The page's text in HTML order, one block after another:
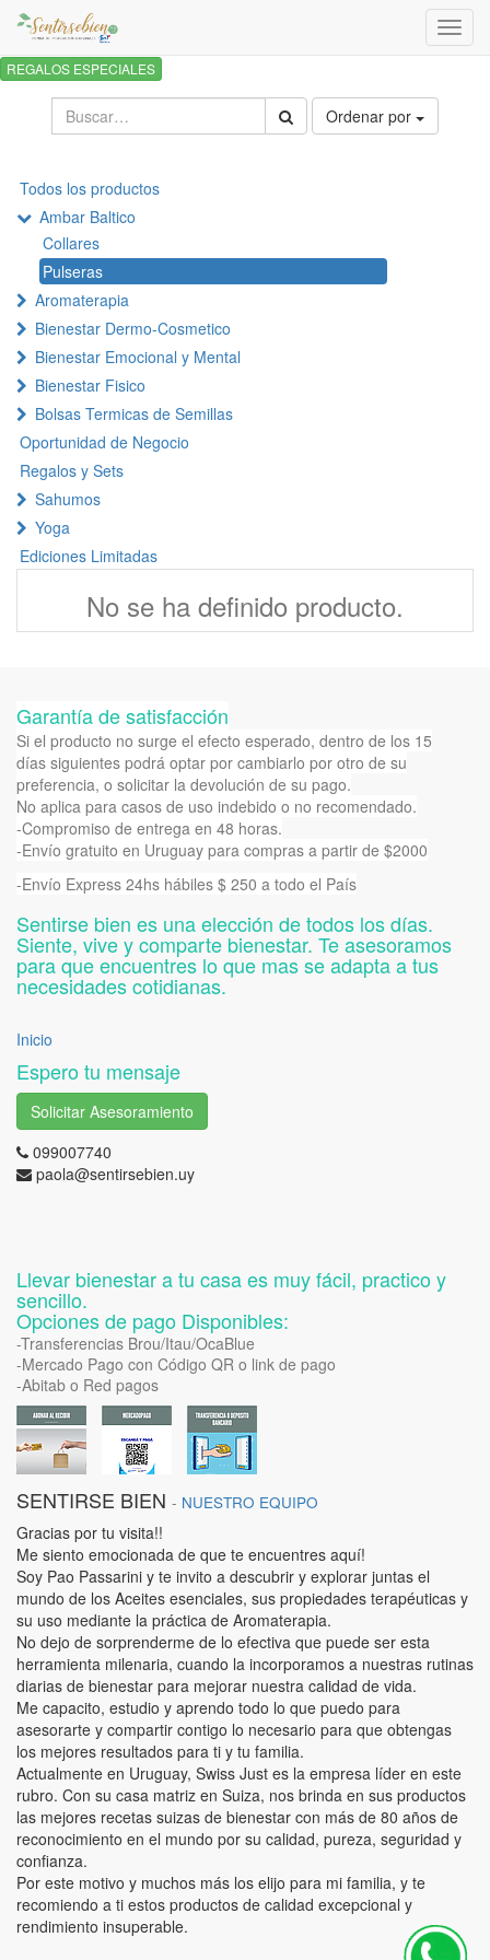
REGALOS ESPECIALES
Ordenar por
Todos los productos
Ambar Baltico
Collares
Pulseras
Aromaterapia
Bienestar Dermo-Cosmetico
Bienestar Emocional y Mental
Bienestar Fisico
Bolsas Termicas de Semillas
Oportunidad de Negocio
Regalos y Sets
Sahumos
Yoga
Ediciones Limitadas
No se ha definido producto.
Garantía de satisfacción
Si el producto no surge el efecto esperado, dentro de los 15
días siguientes podrá optar por cambiarlo por otro de su
preferencia, o solicitar la devolución de su pago.
No aplica para casos de uso indebido o no recomendado.
-Compromiso de entrega en 48 horas.
-Envío gratuito en Uruguay para compras a partir de $2000
-Envío Express 24hs hábiles $ 250 a todo el País
Sentirse bien es una elección de todos los días.
Siente, vive y comparte bienestar. Te asesoramos
para que encuentres lo que mas se adapta a tus
necesidades cotidianas.
Inicio
Espero tu mensaje
Solicitar Asesoramiento
099007740
paola@sentirsebien.uy
Llevar bienestar a tu casa es muy fácil, practico y
sencillo.
Opciones de pago Disponibles:
-Transferencias Brou/Itau/OcaBlue
-Mercado Pago con Código QR o link de pago
-Abitab o Red pagos
SENTIRSE BIEN - NUESTRO EQUIPO
Gracias por tu visita!!
Me siento emocionada de que te encuentres aquí!
Soy Pao Passarini y te invito a descubrir y explorar juntas el
mundo de los Aceites esenciales, sus propiedades terapéuticas y
su uso mediante la práctica de Aromaterapia.
No dejo de sorprenderme de lo efectiva que puede ser esta
herramienta milenaria, cuando la incorporamos a nuestras rutinas
diarias de bienestar para mejorar nuestra calidad de vida.
Me capacito, estudio y aprendo todo lo que puedo para
asesorarte y compartir contigo lo necesario para que obtengas
los mejores resultados para ti y tu familia.
Actualmente en Uruguay, Swiss Just es la empresa líder en este
rubro. Con su casa matriz en Suiza, nos brinda en sus productos
las mejores recetas suizas de bienestar con más de 80 años de
reconocimiento en el mundo por su calidad, pureza, seguridad y
confianza.
Por este motivo y muchos más los elijo para mi familia, y te
recomiendo a ti estos productos de calidad excepcional y
rendimiento insuperable.